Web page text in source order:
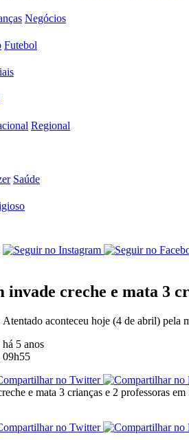
Negócios
Futebol
Regional
Saúde
creche e mata 3
aconteceu hoje (4 de abril) pela
5 anos
09h55